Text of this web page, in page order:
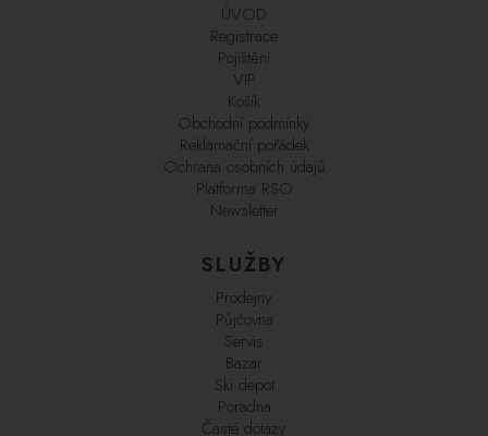
ÚVOD
Registrace
Pojištění
VIP
Košík
Obchodní podmínky
Reklamační pořádek
Ochrana osobních údajů
Platforma RSO
Newsletter
SLUŽBY
Prodejny
Půjčovna
Servis
Bazar
Ski depot
Poradna
Časté dotazy